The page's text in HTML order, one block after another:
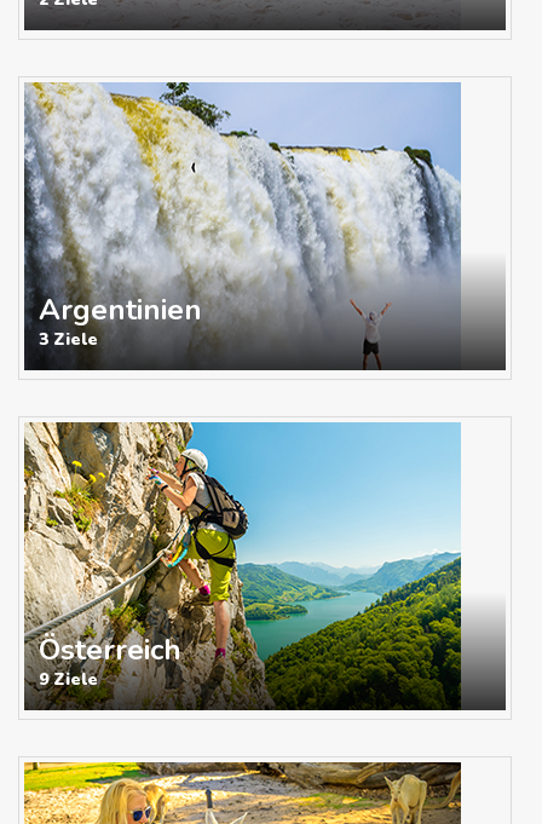
Argentinien
3 Ziele
Österreich
9 Ziele